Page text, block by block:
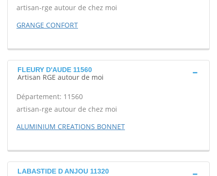
artisan-rge autour de chez moi
GRANGE CONFORT
FLEURY D'AUDE 11560
Artisan RGE autour de moi
Département: 11560
artisan-rge autour de chez moi
ALUMINIUM CREATIONS BONNET
LABASTIDE D ANJOU 11320